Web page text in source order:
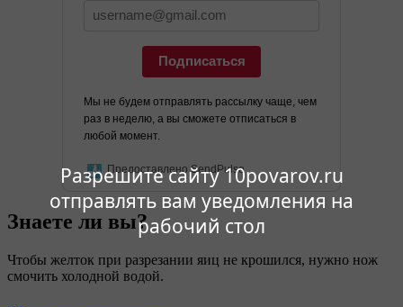
Разрешите сайту 10povarov.ru
отправлять вам уведомления на
рабочий стол
Подписаться
Мы не будем отправлять рассылку чаще, чем
раз в неделю, а вы сможете отписаться в
любой момент.
Предоставлено SendPulse
Знаете ли вы?
Чтобы желток при разрезании яиц не крошился, нужно нож
смочить холодной водой.